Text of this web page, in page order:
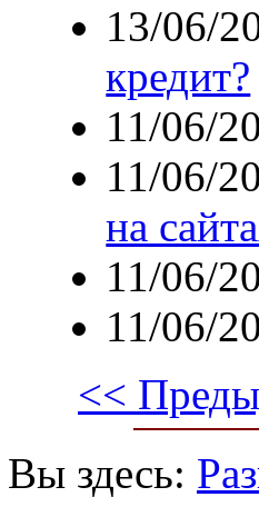
13/06/
кредит?
11/06/
11/06/
на
11/06/
11/06/
<<
Вы здесь: